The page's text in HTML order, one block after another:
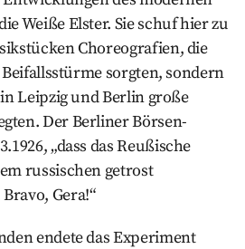
Weiße Elster. Sie schuf hier zu
Choreografien, die
sorgten, sondern
Leipzig und Berlin große
Der Berliner Börsen-
„dass das Reußische
russischen getrost
Gera!“
endete das Experiment